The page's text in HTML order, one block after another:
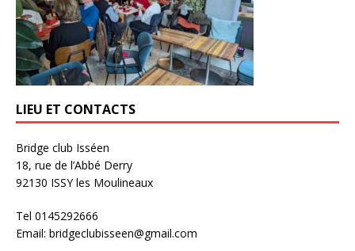
LIEU ET CONTACTS
Bridge club Isséen
18, rue de l’Abbé Derry
92130 ISSY les Moulineaux
Tel 0145292666
Email: bridgeclubisseen@gmail.com